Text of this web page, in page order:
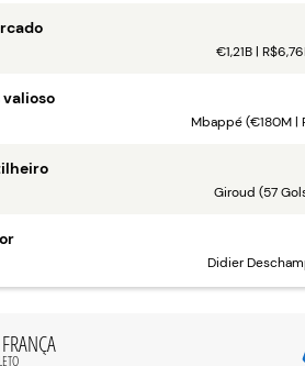
€1,21B |
Mbappé (€180M |
Giroud (57
Didier